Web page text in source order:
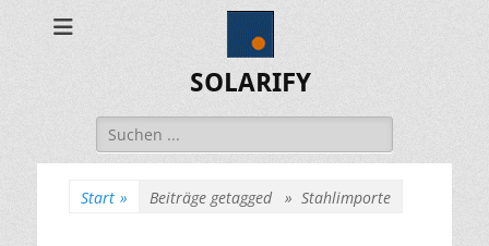
SOLARIFY
Suchen
nach:
Start » Beiträge getagged » Stahlimporte